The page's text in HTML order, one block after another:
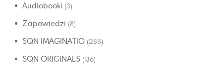
Audiobooki (3)
Zapowiedzi (8)
SQN IMAGINATIO (288)
SQN ORIGINALS (136)